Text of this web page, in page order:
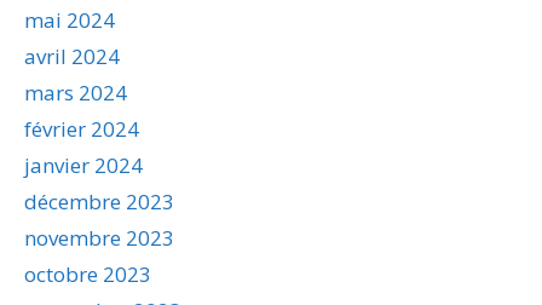
mai 2024
avril 2024
mars 2024
février 2024
janvier 2024
décembre 2023
novembre 2023
octobre 2023